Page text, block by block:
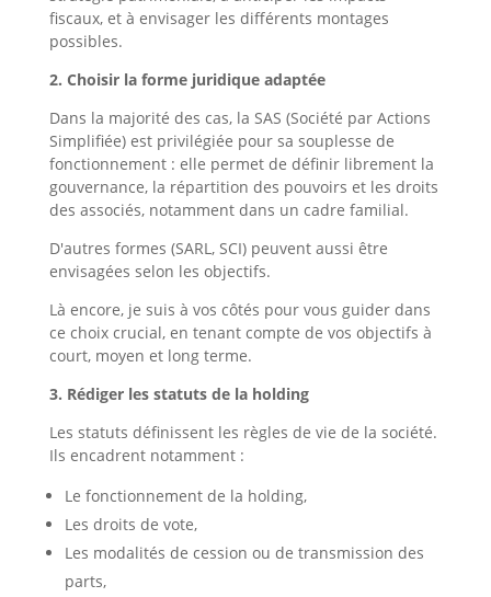
fiscaux, et à envisager les différents montages
possibles.
2. Choisir la forme juridique adaptée
Dans la majorité des cas, la SAS (Société par Actions
Simplifiée) est privilégiée pour sa souplesse de
fonctionnement : elle permet de définir librement la
gouvernance, la répartition des pouvoirs et les droits
des associés, notamment dans un cadre familial.
D'autres formes (SARL, SCI) peuvent aussi être
envisagées selon les objectifs.
Là encore, je suis à vos côtés pour vous guider dans
ce choix crucial, en tenant compte de vos objectifs à
court, moyen et long terme.
3. Rédiger les statuts de la holding
Les statuts définissent les règles de vie de la société.
Ils encadrent notamment :
Le fonctionnement de la holding,
Les droits de vote,
Les modalités de cession ou de transmission des
parts,